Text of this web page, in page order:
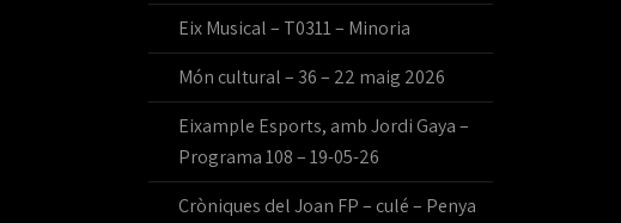
Eix Musical – T0311 – Minoria
Món cultural – 36 – 22 maig 2026
Eixample Esports, amb Jordi Gaya –
Programa 108 – 19-05-26
Cròniques del Joan FP – culé – Penya